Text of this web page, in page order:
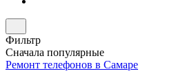
Фильтр
Сначала популярные
Ремонт телефонов в Самаре